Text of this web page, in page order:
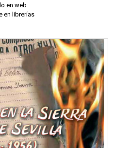
en web
en librerías